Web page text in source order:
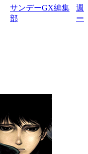
サンデーGX編集
部
週
ー